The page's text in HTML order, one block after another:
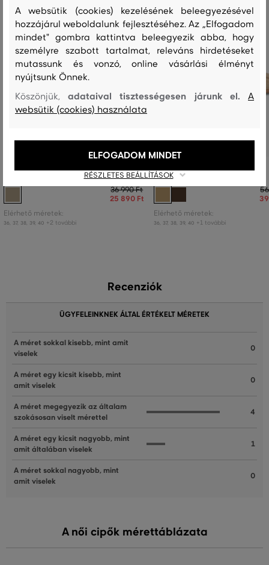
PAPUCS GANT MARDALE
36 990 Ft
25 890 Ft
Elérhető méretek:
36 37, 38 39, 40 +2 további
PAPUCS GANT GIMBLE
Elérhető méretek:
36 37, 38 39, 40 +1 további
Recenziók
ÜGYFELEINKNEK ÁLTAL ÉRTÉKELT MÉRETEK
A méret sokkal kisebb, mint amit
viselek
0
A méret egy kicsit kisebb, mint
amit viselek
0
A méret megegyezik az általam
szokásosan viselt mérettel
4
A méret egy kicsit nagyobb, mint
amit általában viselek
1
A méret sokkal nagyobb, mint
amit viselek
0
A női cipők mérettáblázata
A websütik (cookies) kezelésének beleegyezésével
hozzájárul weboldalunk fejlesztéséhez. Az „Elfogadom
mindet" gombra kattintva beleegyezik abba, hogy
személyre szabott tartalmat, releváns hirdetéseket
mutassunk és vonzó, online vásárlási élményt
nyújtsunk Önnek.
Köszönjük,adataival tisztességesen járunk el.A
websütik (cookies) használata
RÉSZLETES BEÁLLÍTÁSOK
ELFOGADOM MINDET